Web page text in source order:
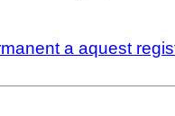
a aquest